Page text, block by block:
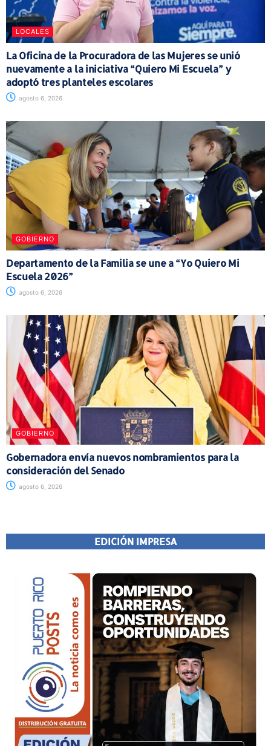
LOCALES
La Oficina de la Procuradora de las Mujeres se unió
nuevamente a la iniciativa “Quiero Mi Escuela” y
adoptó tres planteles escolares
agosto 6, 2026
GOBIERNO
Departamento de la Familia se une a “Yo Quiero Mi
Escuela 2026”
agosto 6, 2026
GOBIERNO
Gobernadora envía nuevos nombramientos para la
consideración del Senado
agosto 6, 2026
EDICIÓN IMPRESA